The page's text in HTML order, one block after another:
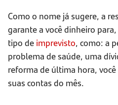
Como o nome já sugere, a
garante a você dinheiro
tipo de imprevisto, como: a
problema de saúde, uma
reforma de última hora,
suas contas do mês.